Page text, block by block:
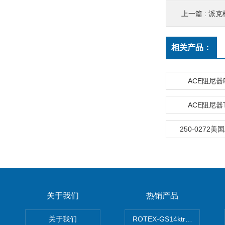
上一篇 : 派克
相关产品：
ACE阻尼器
ACE阻尼
250-0272美
关于我们
关于我们
热销产品
ROTEX-GS14ktr梅花连轴器